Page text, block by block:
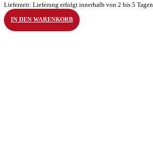
Lieferzeit: Lieferung erfolgt innerhalb von 2 bis 5 Tagen
IN DEN WARENKORB